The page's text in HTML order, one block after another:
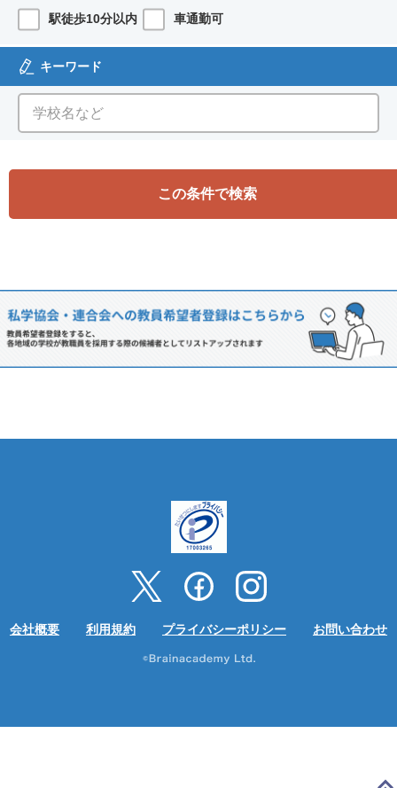
駅徒歩10分以内 車通勤可
キーワード
この条件で検索
会社概要 利用規約 プライバシーポリシー お問い合わせ